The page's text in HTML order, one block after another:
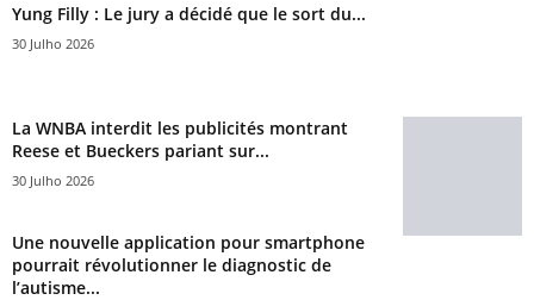
Yung Filly : Le jury a décidé que le sort du...
30 Julho 2026
La WNBA interdit les publicités montrant
Reese et Bueckers pariant sur...
30 Julho 2026
Une nouvelle application pour smartphone
pourrait révolutionner le diagnostic de
l’autisme...